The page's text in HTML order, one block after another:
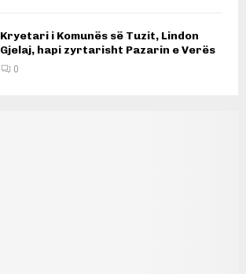
Kryetari i Komunës së Tuzit, Lindon
Gjelaj, hapi zyrtarisht Pazarin e Verës
0